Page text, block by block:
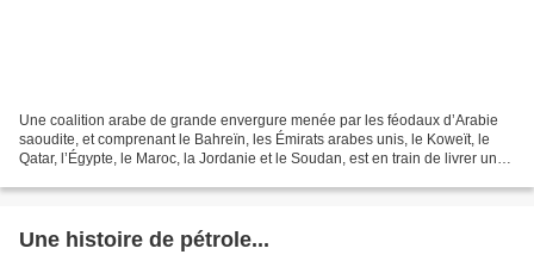
Une coalition arabe de grande envergure menée par les féodaux d’Arabie
saoudite, et comprenant le Bahreïn, les Émirats arabes unis, le Koweït, le
Qatar, l’Égypte, le Maroc, la Jordanie et le Soudan, est en train de livrer une
Une histoire de pétrole...